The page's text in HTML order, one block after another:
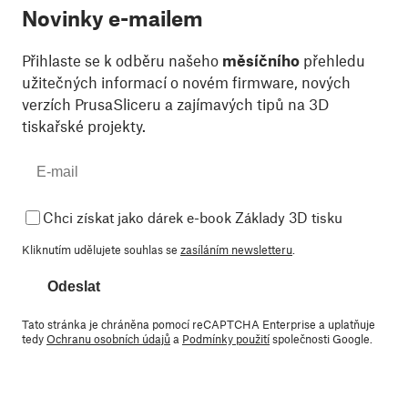
Novinky e-mailem
Přihlaste se k odběru našeho měsíčního přehledu
užitečných informací o novém firmware, nových
verzích PrusaSliceru a zajímavých tipů na 3D
tiskařské projekty.
Chci získat jako dárek e-book Základy 3D tisku
Kliknutím udělujete souhlas se zasíláním newsletteru.
Odeslat
Tato stránka je chráněna pomocí reCAPTCHA Enterprise a uplatňuje
tedyOchranu osobních údajůa Podmínky použitíspolečnosti Google.